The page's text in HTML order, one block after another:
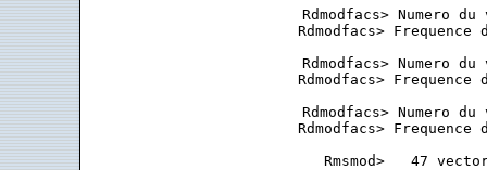
Rdmodfacs> Numero
Rdmodfacs>
Rdmodfacs> Numero
Rdmodfacs>
Rdmodfacs> Numero
Rdmodfacs>
Rmsmod>   47